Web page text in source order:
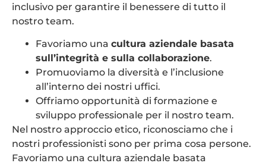
inclusivo per garantire il benessere di tutto il
nostro team.
Favoriamo una cultura aziendale basata
sull’integrità e sulla collaborazione.
Promuoviamo la diversità e l’inclusione
all’interno dei nostri uffici.
Offriamo opportunità di formazione e
sviluppo professionale per il nostro team.
Nel nostro approccio etico, riconosciamo che i
nostri professionisti sono per prima cosa persone.
Favoriamo una cultura aziendale basata